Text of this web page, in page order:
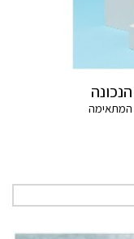
המתאימה